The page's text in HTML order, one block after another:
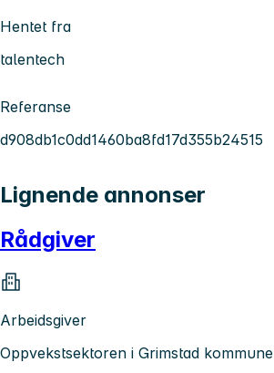
Hentet fra
talentech
Referanse
d908db1c0dd1460ba8fd17d355b24515
Lignende annonser
Rådgiver
Arbeidsgiver
Oppvekstsektoren i Grimstad kommune